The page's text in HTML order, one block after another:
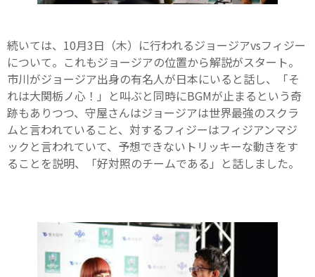
続いては、10月3日（木）に行われるジョージアvsフィジー
について。これもジョージアの位置から解説がスタート。
市川がジョージア出身の有名人が日本にいると話し、「そ
れは大関栃ノ心！」と叫ぶと同時にBGMが止まるという奇
跡もありつつ、守屋さんはジョージアは世界最強のスクラ
ムと言われていること、対するフィジーはフィジアンマジ
ックと言われていて、予想できないトリッキーな動きをす
ることを説明、「好対照のチームである」と話しました。